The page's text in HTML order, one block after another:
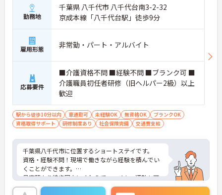
勤務地
千葉県 八千代市 八千代台南3-2-32
京成本線「八千代台駅」徒歩9分
雇用形態 非常勤・パート・アルバイト
応募要件
■介護資格不問 ■経験不問 ■ブランク可 ■
介護職員初任者研修（旧ヘルパー2級）以上
歓迎
駅から徒歩10分以内 車通勤可 未経験OK 無資格OK
ブランクOK
資格取得サポート
研修制度あり 社会保険完備 交通費支給
千葉県八千代市に位置するショートステイです。
資格・経験不問！現場で働きながら経験を積んでい
くことができます。
最寄駅より徒歩圏内にくわえて、マイカー通勤も可
能と通勤も便利です。